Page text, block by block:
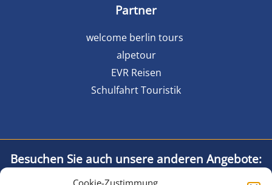
Cookie-Zustimmung
Partner
welcome berlin tours
alpetour
EVR Reisen
Schulfahrt Touristik
Besuchen Sie auch unsere anderen Angebote: